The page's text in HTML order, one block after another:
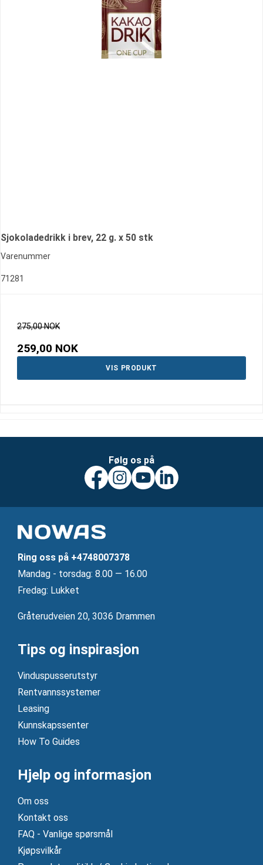
Sjokoladedrikk i brev, 22 g. x 50 stk
Varenummer
71281
275,00 NOK
259,00 NOK
VIS PRODUKT
Følg os på
Ring oss på +4748007378
Mandag ‐ torsdag: 8.00 — 16.00
Fredag: Lukket
Gråterudveien 20, 3036 Drammen
Tips og inspirasjon
Vinduspusserutstyr
Rentvannssystemer
Leasing
Kunnskapssenter
How To Guides
Hjelp og informasjon
Om oss
Kontakt oss
FAQ - Vanlige spørsmål
Kjøpsvilkår